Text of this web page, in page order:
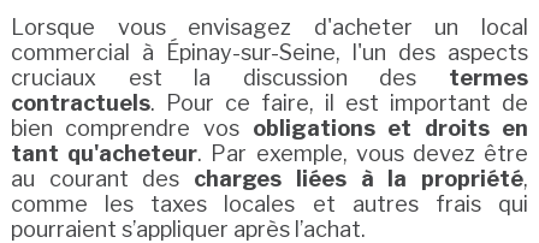
Lorsque vous envisagez d'acheter un local
commercial à Épinay-sur-Seine, l'un des aspects
cruciaux est la discussion des termes
contractuels. Pour ce faire, il est important de
bien comprendre vos obligations et droits en
tant qu'acheteur. Par exemple, vous devez être
au courant des charges liées à la propriété,
comme les taxes locales et autres frais qui
pourraient s’appliquer après l’achat.